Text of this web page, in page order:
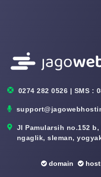
0274 282 0526 | SMS :
Jl Pamularsih no.152
ngaglik, sleman,
domain